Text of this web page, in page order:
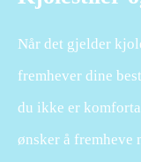
Når det gjelder
fremhever dine
du ikke er
ønsker å